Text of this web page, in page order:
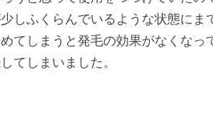
しふくらんでいるような状態にま
てしまうと発毛の効果がなくなっ
てしまいました。